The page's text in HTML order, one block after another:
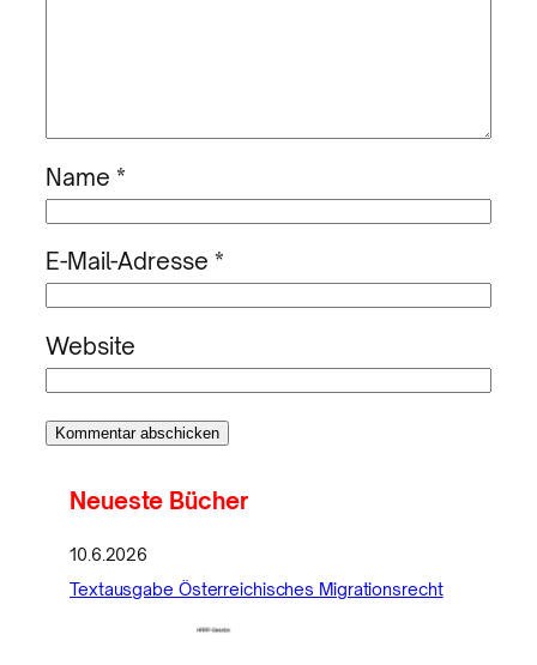
Name *
E-Mail-Adresse *
Website
Neueste Bücher
10.6.2026
Textausgabe Österreichisches Migrationsrecht